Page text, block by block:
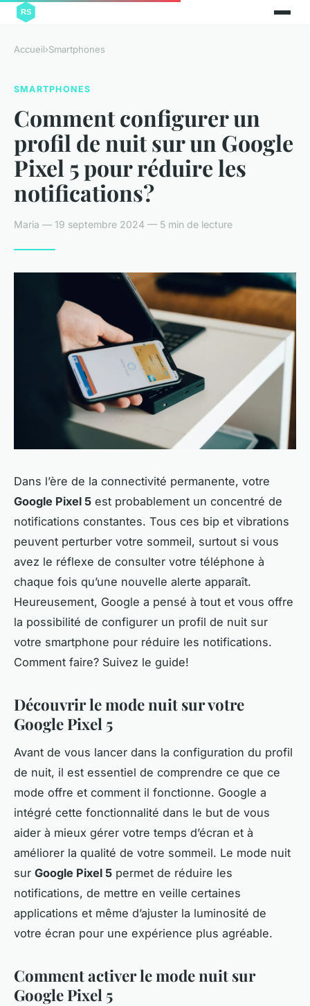
Accueil›Smartphones
SMARTPHONES
Comment configurer un
profil de nuit sur un Google
Pixel 5 pour réduire les
notifications?
Maria — 19 septembre 2024 — 5 min de lecture
Dans l’ère de la connectivité permanente, votre
Google Pixel 5 est probablement un concentré de
notifications constantes. Tous ces bip et vibrations
peuvent perturber votre sommeil, surtout si vous
avez le réflexe de consulter votre téléphone à
chaque fois qu’une nouvelle alerte apparaît.
Heureusement, Google a pensé à tout et vous offre
la possibilité de configurer un profil de nuit sur
votre smartphone pour réduire les notifications.
Comment faire? Suivez le guide!
Découvrir le mode nuit sur votre
Google Pixel 5
Avant de vous lancer dans la configuration du profil
de nuit, il est essentiel de comprendre ce que ce
mode offre et comment il fonctionne. Google a
intégré cette fonctionnalité dans le but de vous
aider à mieux gérer votre temps d’écran et à
améliorer la qualité de votre sommeil. Le mode nuit
sur Google Pixel 5 permet de réduire les
notifications, de mettre en veille certaines
applications et même d’ajuster la luminosité de
votre écran pour une expérience plus agréable.
Comment activer le mode nuit sur
Google Pixel 5